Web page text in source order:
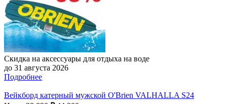
Скидка на аксессуары для отдыха на воде
до 31 августа 2026
Подробнее
Вейкборд катерный мужской O'Brien VALHALLA S24